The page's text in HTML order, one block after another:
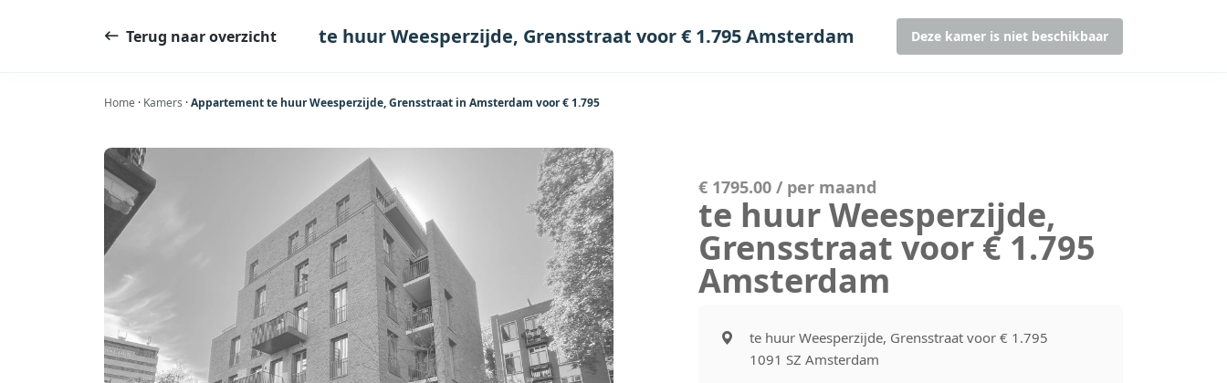
Terug naar overzicht te huur Weesperzijde, Grensstraat voor € 1.795 Amsterdam Deze kamer is niet beschikbaar
Home · Kamers ·Appartement te huur Weesperzijde, Grensstraat in Amsterdam voor € 1.795
€ 1795.00 / per maand
te huur Weesperzijde,
Grensstraat voor € 1.795
Amsterdam
te huur Weesperzijde, Grensstraat voor € 1.795
1091 SZ Amsterdam